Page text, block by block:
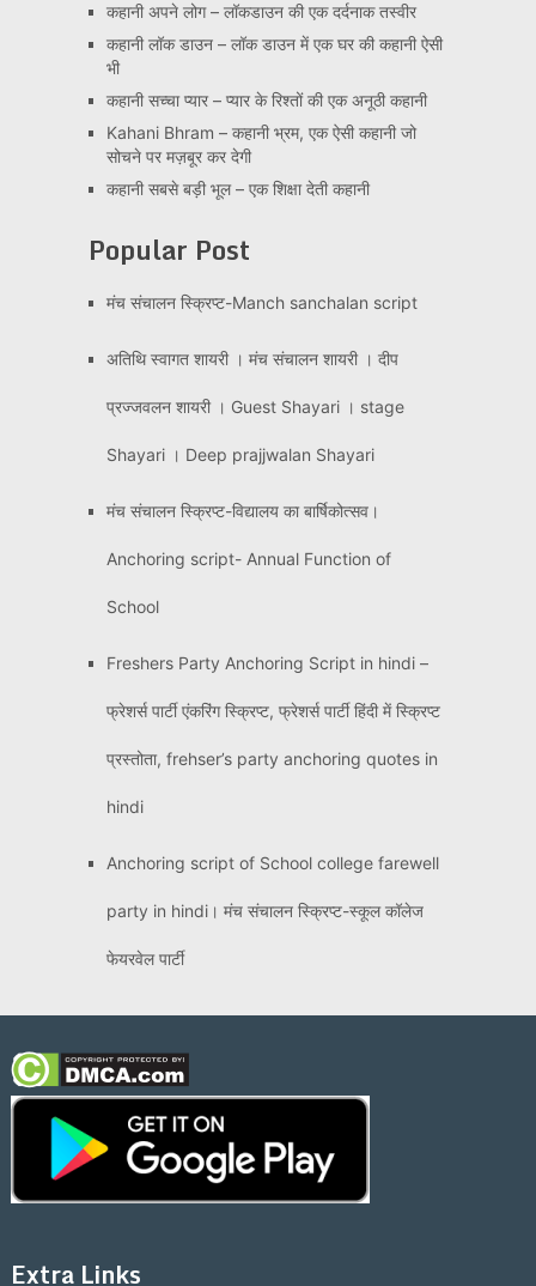
कहानी अपने लोग – लॉकडाउन की एक दर्दनाक तस्वीर
कहानी लॉक डाउन – लॉक डाउन में एक घर की कहानी ऐसी
भी
कहानी सच्चा प्यार – प्यार के रिश्तों की एक अनूठी कहानी
Kahani Bhram – कहानी भ्रम, एक ऐसी कहानी जो
सोचने पर मज़बूर कर देगी
कहानी सबसे बड़ी भूल – एक शिक्षा देती कहानी
Popular Post
मंच संचालन स्क्रिप्ट-Manch sanchalan script
अतिथि स्वागत शायरी । मंच संचालन शायरी । दीप
प्रज्जवलन शायरी । Guest Shayari । stage
Shayari । Deep prajjwalan Shayari
मंच संचालन स्क्रिप्ट-विद्यालय का बार्षिकोत्सव।
Anchoring script- Annual Function of
School
Freshers Party Anchoring Script in hindi –
फ्रेशर्स पार्टी एंकरिंग स्क्रिप्ट, फ्रेशर्स पार्टी हिंदी में स्क्रिप्ट
प्रस्तोता, frehser’s party anchoring quotes in
hindi
Anchoring script of School college farewell
party in hindi। मंच संचालन स्क्रिप्ट-स्कूल कॉलेज
फेयरवेल पार्टी
Extra Links